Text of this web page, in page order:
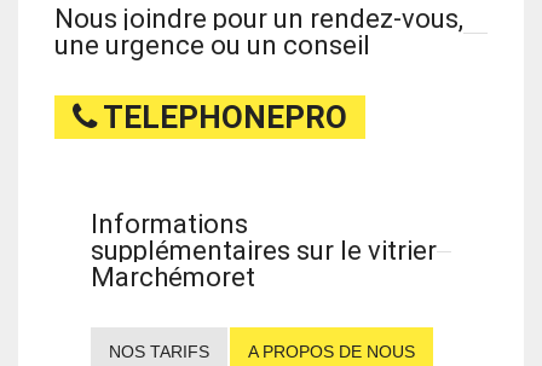
Nous joindre pour un rendez-vous,
une urgence ou un conseil
TELEPHONEPRO
Informations
supplémentaires sur le vitrier
Marchémoret
NOS TARIFS A PROPOS DE NOUS